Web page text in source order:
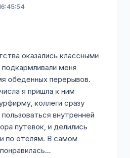
оказались классными
меня
обеденных перерывов.
я пришла к ним
коллеги сразу
внутренней
путевок, и делились
по отелям. В самом